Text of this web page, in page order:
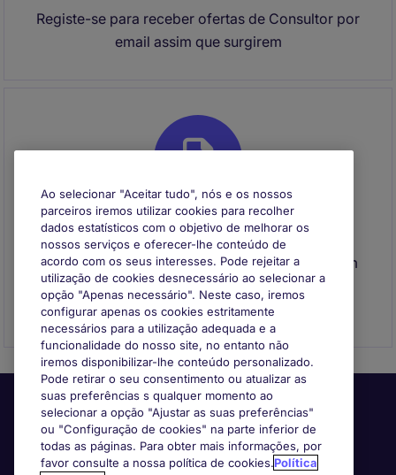
Registe-se para receber ofertas de Consultor por
email assim que surgirem
Envie o seu CV
Envie o seu CV para se registar e entraremos em
contacto consigo quando surgir uma
oportunidade que se adeque ao seu perfil
Ao selecionar "Aceitar tudo", nós e os nossos
parceiros iremos utilizar cookies para recolher
dados estatísticos com o objetivo de melhorar os
nossos serviços e oferecer-lhe conteúdo de
acordo com os seus interesses. Pode rejeitar a
utilização de cookies desnecessário ao selecionar a
opção "Apenas necessário". Neste caso, iremos
configurar apenas os cookies estritamente
necessários para a utilização adequada e a
funcionalidade do nosso site, no entanto não
iremos disponibilizar-lhe conteúdo personalizado.
Pode retirar o seu consentimento ou atualizar as
suas preferências s qualquer momento ao
selecionar a opção "Ajustar as suas preferências"
ou "Configuração de cookies" na parte inferior de
todas as páginas. Para obter mais informações, por
favor consulte a nossa política de cookies.Política